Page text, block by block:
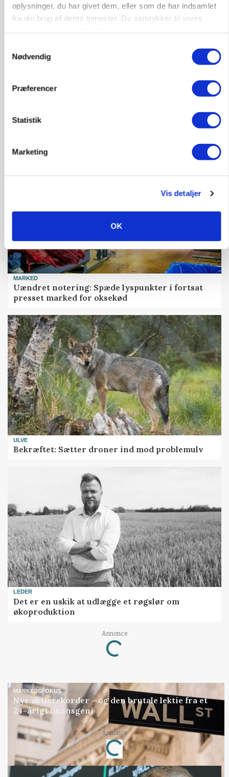
oplysninger, du har givet dem, eller som de har indsamlet
fra din brug af deres tjenester. Du samtykker til vores
Nødvendig
Præferencer
Statistik
Marketing
Vis detaljer
OK
Snart kan man søge tilskud til naturprojekter
Før såmaskinen kører: Her er efterårets største
MARKED
Uændret notering: Spæde lyspunkter i fortsat
presset marked for oksekød
ULVE
Bekræftet: Sætter droner ind mod problemulv
LEDER
Det er en uskik at udlægge et røgslør om
økoproduktion
Annonce
Loading...
MARKEDSFOKUS
Nye aktierekorder – og den brutale lektie fra et
24-årigt finansgeni
Annonce
Loading...